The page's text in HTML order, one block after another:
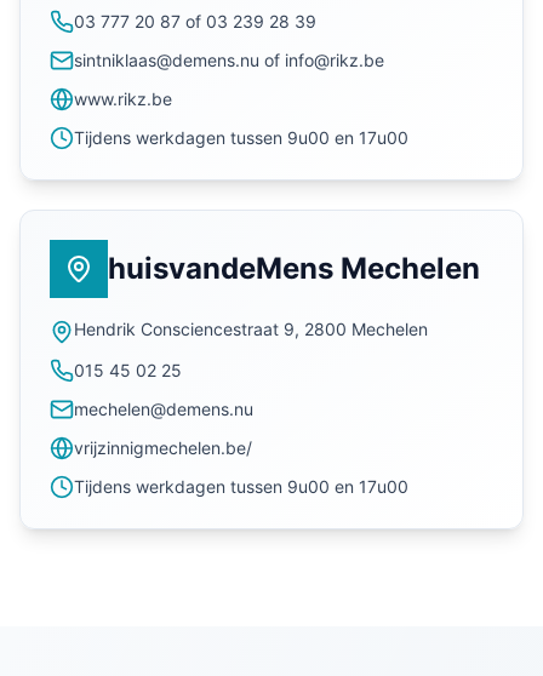
03 777 20 87 of 03 239 28 39
sintniklaas@demens.nu of info@rikz.be
www.rikz.be
Tijdens werkdagen tussen 9u00 en 17u00
huisvandeMens Mechelen
Hendrik Consciencestraat 9, 2800 Mechelen
015 45 02 25
mechelen@demens.nu
vrijzinnigmechelen.be/
Tijdens werkdagen tussen 9u00 en 17u00